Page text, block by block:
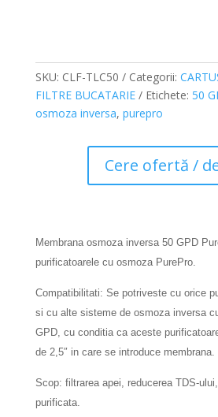
SKU: CLF-TLC50 Categorii:
FILTRE BUCATARIE
Etichete: 50
osmoza inversa, purepro
Cere ofertă /
Membrana osmoza inversa 50 GPD
purificatoarele cu osmoza PurePro.
Compatibilitati: Se potriveste cu orice
si cu alte sisteme de osmoza inversa
GPD, cu conditia ca aceste
de 2,5″ in care se introduce membrana.
Scop: filtrarea apei, reducerea TDS-
purificata.